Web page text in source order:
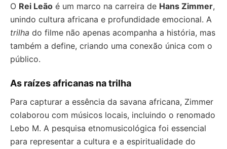
O Rei Leão é um marco na carreira de Hans Zimmer,
unindo cultura africana e profundidade emocional. A
trilha do filme não apenas acompanha a história, mas
também a define, criando uma conexão única com o
público.
As raízes africanas na trilha
Para capturar a essência da savana africana, Zimmer
colaborou com músicos locais, incluindo o renomado
Lebo M. A pesquisa etnomusicológica foi essencial
para representar a cultura e a espiritualidade do